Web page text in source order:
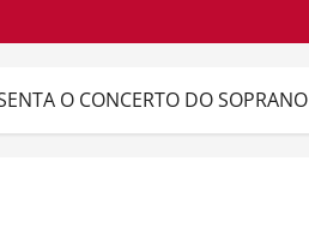
O CONCERTO DO